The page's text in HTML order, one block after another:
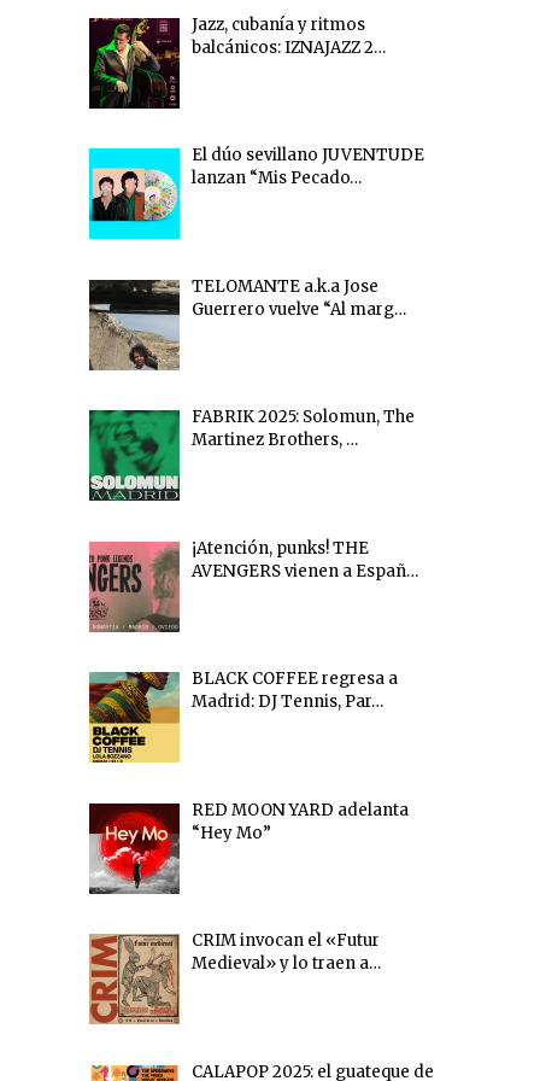
Jazz, cubanía y ritmos
balcánicos: IZNAJAZZ 2…
El dúo sevillano JUVENTUDE
lanzan “Mis Pecado…
TELOMANTE a.k.a Jose
Guerrero vuelve “Al marg…
FABRIK 2025: Solomun, The
Martinez Brothers, …
¡Atención, punks! THE
AVENGERS vienen a Españ…
BLACK COFFEE regresa a
Madrid: DJ Tennis, Par…
RED MOON YARD adelanta
“Hey Mo”
CRIM invocan el «Futur
Medieval» y lo traen a…
CALAPOP 2025: el guateque de